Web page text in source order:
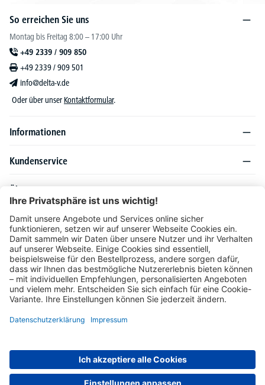
So erreichen Sie uns
Montag bis Freitag 8:00 – 17:00 Uhr
+49 2339 / 909 850
+49 2339 / 909 501
info@delta-v.de
Oder über unser Kontaktformular.
Informationen
Kundenservice
Über DELTA-V
Produktsortiment
Ratgeber
Folgen Sie uns auch auf
Unser Angebot richtet sich ausschließlich an Industrie, Handel, Gewerbe und
europäische Ausland gelten Sonderkonditionen, die auf Anfrage mitgeteilt werden.